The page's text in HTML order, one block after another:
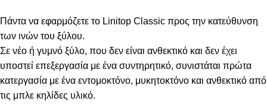
Πάντα να εφαρμόζετε το Linitop Classic προς την κατεύθυνση
των ινών του ξύλου.
Σε νέο ή γυμνό ξύλο, που δεν είναι ανθεκτικό και δεν έχει
υποστεί επεξεργασία με ένα συντηρητικό, συνιστάται πρώτα
κατεργασία με ένα εντομοκτόνο, μυκητοκτόνο και ανθεκτικό από
τις μπλε κηλίδες υλικό.